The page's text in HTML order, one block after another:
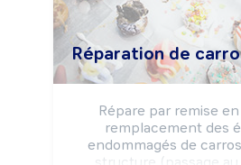
Réparation de
Répare par remise
remplacement des
endommagés de